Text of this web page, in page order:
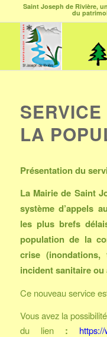
Saint Joseph de Rivière,
du
LA
Présentation du
La Mairie de Saint
système d’appels
les plus brefs
population de la
crise (inondations,
incident sanitaire
Ce nouveau service
Vous avez la
du lien :